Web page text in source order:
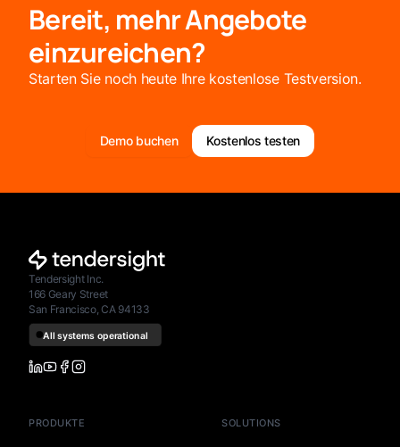
Bereit, mehr Angebote
einzureichen?
Starten Sie noch heute Ihre kostenlose Testversion.
Demo buchen Kostenlos testen
Tendersight Inc.
166 Geary Street
San Francisco, CA 94133
PRODUKTE SOLUTIONS